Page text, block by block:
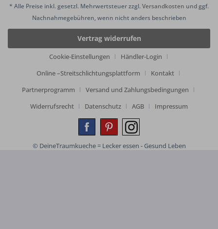
* Alle Preise inkl. gesetzl. Mehrwertsteuer zzgl.Versandkosten und ggf.
Nachnahmegebühren, wenn nicht anders beschrieben
Vertrag widerrufen
Cookie-Einstellungen
Händler-Login
Online –Streitschlichtungsplattform
Kontakt
Partnerprogramm
Versand und Zahlungsbedingungen
Widerrufsrecht
Datenschutz AGB Impressum
© DeineTraumkueche = Lecker essen - Gesund Leben